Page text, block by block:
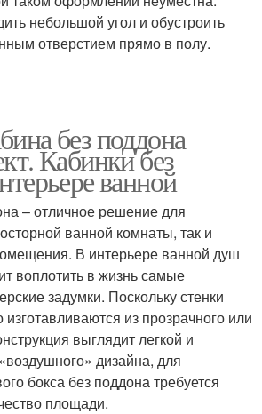
небольшой угол и обустроить
отверстием прямо в полу.
без поддона
Кабинки без
ванной
– отличное решение для
ванной комнаты, так и
В интерьере ванной душ
воплотить в жизнь самые
задумки. Поскольку стенки
из прозрачного или
выглядит легкой и
дизайна, для
бокса без поддона требуется
площади.